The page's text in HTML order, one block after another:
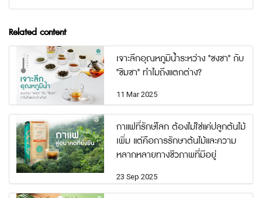
Related content
เจาะลึกอุณหภูมิน้ำระหว่าง "ชงชา" กับ
"ชิมชา" ทำไมถึงแตกต่าง?
11 Mar 2025
กาแฟที่รักษ์โลก ต้องไม่ใช่แค่ปลูกต้นไม้
เพิ่ม แต่คือการรักษาต้นไม้และความ
หลากหลายทางชีวภาพที่มีอยู่
23 Sep 2025